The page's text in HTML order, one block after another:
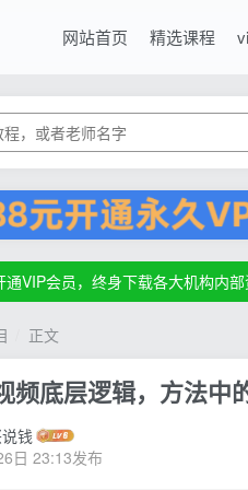
网站首页 精选课程
通VIP会员，终身下载各大机构内
通VIP会员，终身下载各大机构内
通VIP会员，终身下载各大机构内
正文
频底层逻辑，方法中
钱
日 23:13发布